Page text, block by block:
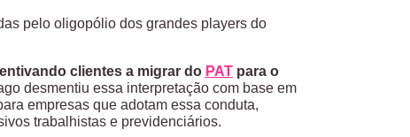
pelo oligopólio dos grandes players do
clientes a migrar do PATpara o
desmentiu essa interpretação com base em
empresas que adotam essa conduta,
trabalhistas e previdenciários.